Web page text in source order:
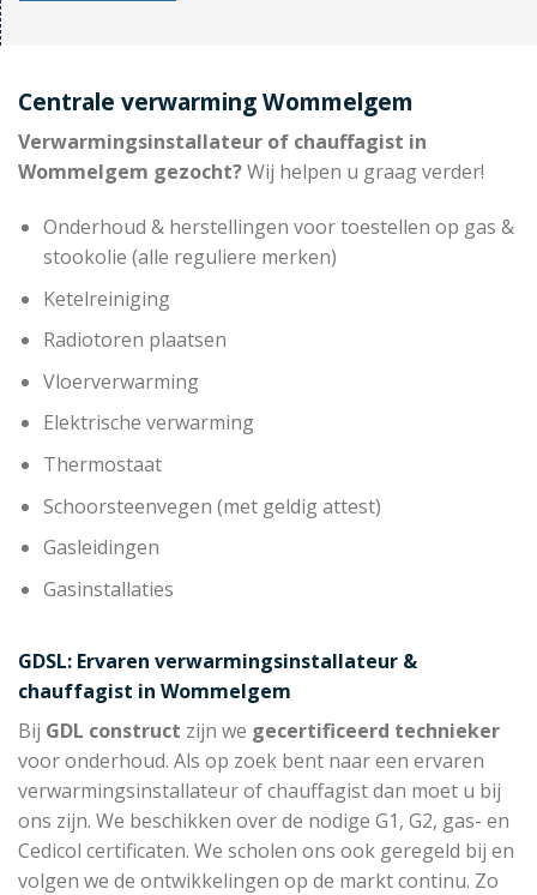
Centrale verwarming Wommelgem
Verwarmingsinstallateur of chauffagist in
Wommelgem gezocht?Wij helpen u graag verder!
Onderhoud & herstellingen voor toestellen op gas &
stookolie (alle reguliere merken)
Ketelreiniging
Radiotoren plaatsen
Vloerverwarming
Elektrische verwarming
Thermostaat
Schoorsteenvegen (met geldig attest)
Gasleidingen
Gasinstallaties
GDSL: Ervaren verwarmingsinstallateur &
chauffagist in Wommelgem
Bij GDL construct zijn we gecertificeerd technieker
voor onderhoud. Als op zoek bent naar een ervaren
verwarmingsinstallateur of chauffagist dan moet u bij
ons zijn. We beschikken over de nodige G1, G2, gas- en
Cedicol certificaten. We scholen ons ook geregeld bij en
volgen we de ontwikkelingen op de markt continu. Zo